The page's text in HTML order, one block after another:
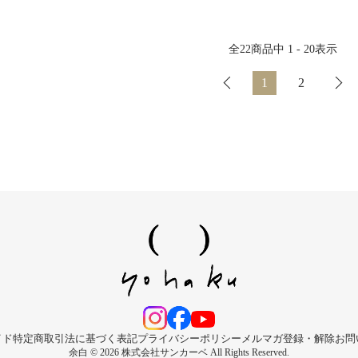
全22商品中 1 - 20表示
1 2
特定商取引法に基づく表記プライバシーポリシー メルマガ登録・解除お
余白 © 2026 株式会社サンカーベ All Rights Reserved.